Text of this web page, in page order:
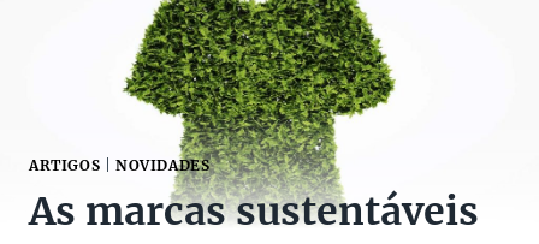
ARTIGOS NOVIDADES
As marcas sustentáveis